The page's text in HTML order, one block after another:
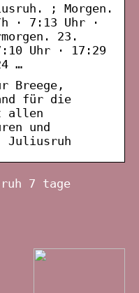
; Morgen.
· 7:13 Uhr ·
23.
Uhr · 17:29
…
Breege,
für die
allen
und
Juliusruh
7 tage